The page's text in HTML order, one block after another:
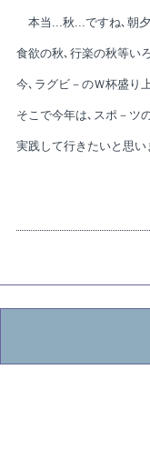
本当...秋...ですね､朝夕
食欲の秋､行楽の秋等い
今､ラグビ－のＷ杯盛り
そこで今年は､スポ－ツ
実践して行きたいと思い
≪